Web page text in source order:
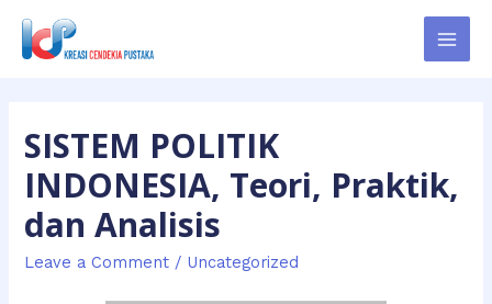
SISTEM POLITIK
INDONESIA, Teori, Praktik,
dan Analisis
Leave a Comment / Uncategorized